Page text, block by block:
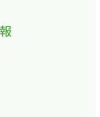
ご来場は固くお